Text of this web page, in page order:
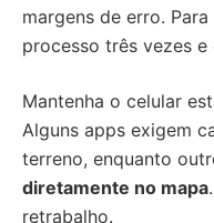
margens de erro. Para
processo três vezes e
Mantenha o celular
Alguns apps exigem
terreno, enquanto
diretamente no mapa
retrabalho.